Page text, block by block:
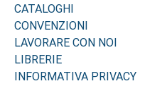
CATALOGHI
CONVENZIONI
LAVORARE CON NOI
LIBRERIE
INFORMATIVA PRIVACY